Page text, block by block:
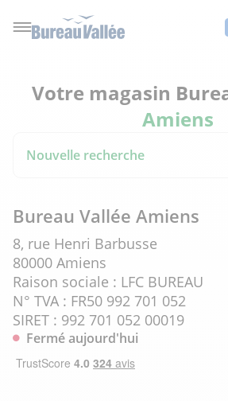
Votre magasin
Amiens
Nouvelle recherche
Bureau Vallée Amiens
8, rue Henri Barbusse
80000 Amiens
Raison sociale : LFC BUREAU
N° TVA : FR50 992 701 052
SIRET : 992 701 052 00019
Fermé aujourd'hui